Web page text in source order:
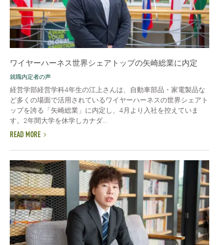
ワイヤーハーネス世界シェアトップの矢崎総業に内定
就職内定者の声
経営学部経営学科4年生の江上さんは、自動車部品・家電製品な
ど多くの場面で活用されているワイヤーハーネスの世界シェアト
ップを誇る「矢崎総業」に内定し、4月より入社を控えていま
す。2年間大学を休学しカナダ...
READ MORE